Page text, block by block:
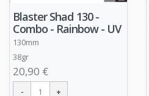
Blaster Shad 130 -
Combo - Rainbow - UV
130mm
38gr
20,90 €